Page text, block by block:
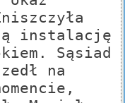
instalację
Sąsiad
na